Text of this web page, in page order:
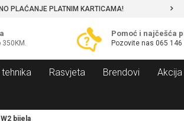
PLAĆANJE PLATNIM KARTICAMA!
350KM.
Pomoć i najčešća
Pozovite nas 065 146
Rasvjeta Brendovi Akcija
bijela